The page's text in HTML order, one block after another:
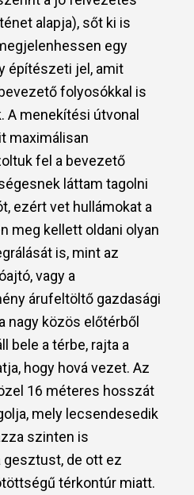
alapja), sőt ki is
egy
építészeti jel, amit
folyosókkal is
A menekítési útvonal
maximálisan
fel a bevezető
láttam tagolni
ezért vet hullámokat a
meg kellett oldani olyan
is, mint az
vagy a
árufeltöltő gazdasági
nagy közös előtérből
bele a térbe, rajta a
hogy hová vezet. Az
16 méteres hosszát
mely lecsendesedik
szinten is
de ott ez
térkontúr miatt.